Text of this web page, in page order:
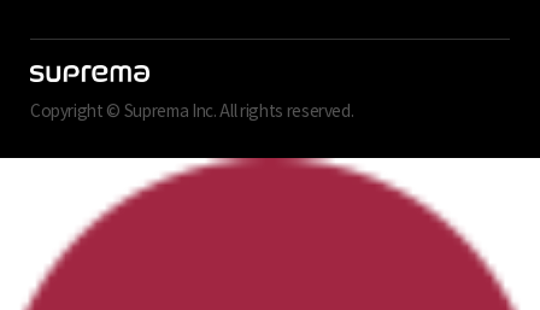
Copyright © Suprema Inc. All rights reserved.